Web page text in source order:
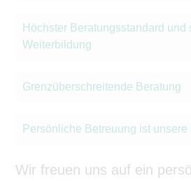
Höchster Beratungsstandard und
Weiterbildung
Grenzüberschreitende Beratung
Persönliche Betreuung ist
Wir freuen uns auf ein